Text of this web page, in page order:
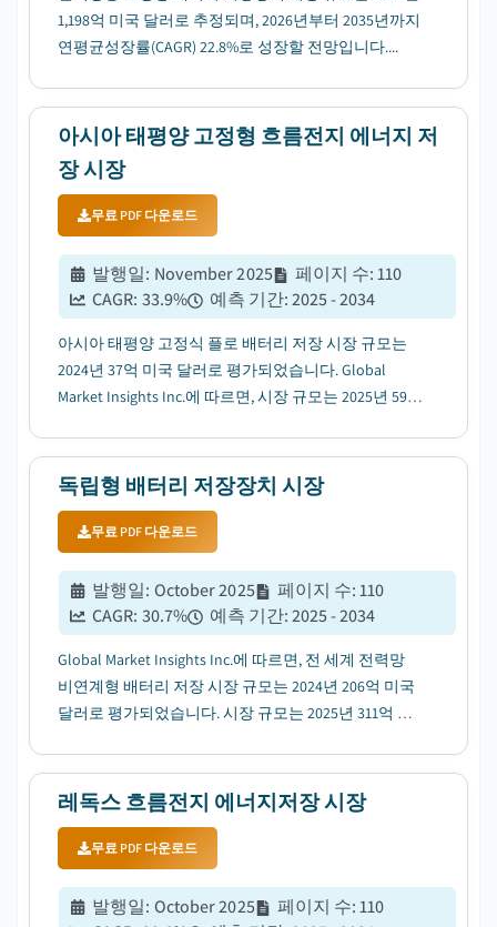
1,198억 미국 달러로 추정되며, 2026년부터 2035년까지
연평균성장률(CAGR) 22.8%로 성장할 전망입니다....
아시아 태평양 고정형 흐름전지 에너지 저
장 시장
무료 PDF 다운로드
발행일: November 2025 페이지 수:110
CAGR: 33.9% 예측 기간:2025 - 2034
아시아 태평양 고정식 플로 배터리 저장 시장 규모는
2024년 37억 미국 달러로 평가되었습니다. Global
Market Insights Inc.에 따르면, 시장 규모는 2025년 59억
으로 예상됩니다....
독립형 배터리 저장장치 시장
무료 PDF 다운로드
발행일: October 2025 페이지 수:110
CAGR: 30.7% 예측 기간:2025 - 2034
Global Market Insights Inc.에 따르면, 전 세계 전력망
비연계형 배터리 저장 시장 규모는 2024년 206억 미국
달러로 평가되었습니다. 시장 규모는 2025년 311억 미
다....
레독스 흐름전지 에너지저장 시장
무료 PDF 다운로드
발행일: October 2025 페이지 수:110